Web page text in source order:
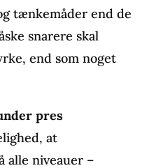
tænkemåder end de
snarere skal
end som noget
pres
at
alle niveauer –